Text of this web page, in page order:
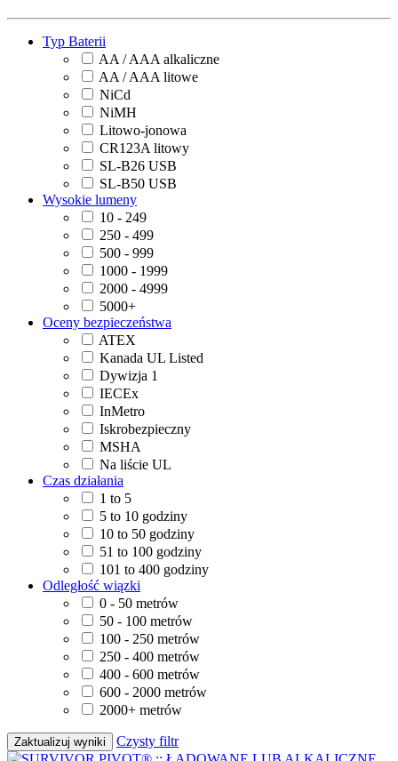
Typ Baterii
AA / AAA alkaliczne
AA / AAA litowe
NiCd
NiMH
Litowo-jonowa
CR123A litowy
SL-B26 USB
SL-B50 USB
Wysokie lumeny
10 - 249
250 - 499
500 - 999
1000 - 1999
2000 - 4999
5000+
Oceny bezpieczeństwa
ATEX
Kanada UL Listed
Dywizja 1
IECEx
InMetro
Iskrobezpieczny
MSHA
Na liście UL
Czas działania
1 to 5
5 to 10 godziny
10 to 50 godziny
51 to 100 godziny
101 to 400 godziny
Odległość wiązki
0 - 50 metrów
50 - 100 metrów
100 - 250 metrów
250 - 400 metrów
400 - 600 metrów
600 - 2000 metrów
2000+ metrów
Zaktualizuj wyniki Czysty filtr